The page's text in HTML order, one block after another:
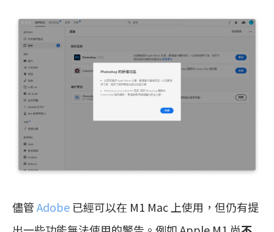
儘管Adobe已經可以在 M1 Mac 上使用，但仍有提